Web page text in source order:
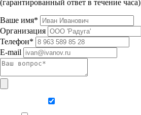
(гарантированный ответ в течение часа)
Ваше имя*
Организация
Телефон*
E-mail